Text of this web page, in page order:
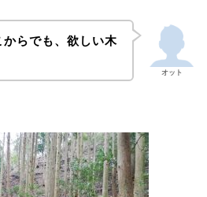
オット
らでも、欲しい木